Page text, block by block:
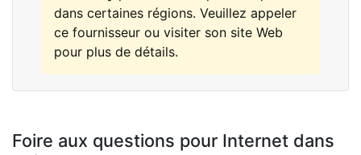
dans certaines régions. Veuillez appeler
ce fournisseur ou visiter son site Web
pour plus de détails.
Foire aux questions pour Internet dans